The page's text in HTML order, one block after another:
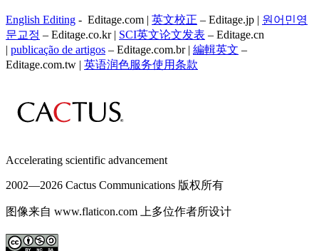
English Editing - Editage.com | 英文校正 – Editage.jp | 원어민영
문교정 – Editage.co.kr | SCI英文论文发表 – Editage.cn
| publicação de artigos – Editage.com.br | 編輯英文 –
Editage.com.tw | 英语润色服务使用条款
Accelerating scientific advancement
2002—2026 Cactus Communications 版权所有
图像来自 www.flaticon.com 上多位作者所设计